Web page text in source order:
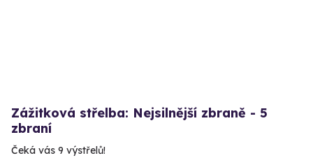
Zážitková střelba: Nejsilnější zbraně - 5
zbraní
Čeká vás 9 výstřelů!